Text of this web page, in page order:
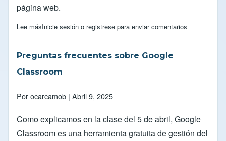
página web.
Lee mássobre Cómo usar objetos H5P en Drupal 11 sin necesidad del
Inicie sesión o registrese para enviar comentarios
Preguntas frecuentes sobre Google
Classroom
Porocarcamob | Abril 9, 2025
Como explicamos en la clase del 5 de abril, Google
Classroom es una herramienta gratuita de gestión del